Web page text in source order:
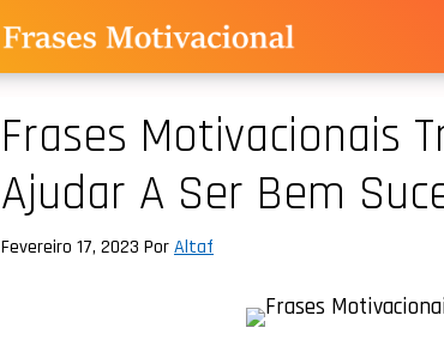
Frases Motivacionais
Ajudar A Ser Bem
Fevereiro 17, 2023 PorAltaf